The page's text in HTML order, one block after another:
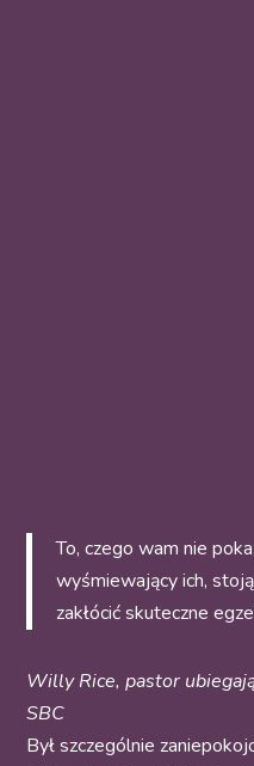
To, czego wam nie
wyśmiewający ich,
zakłócić skuteczne
Willy Rice, pastor
SBC
Był szczególnie